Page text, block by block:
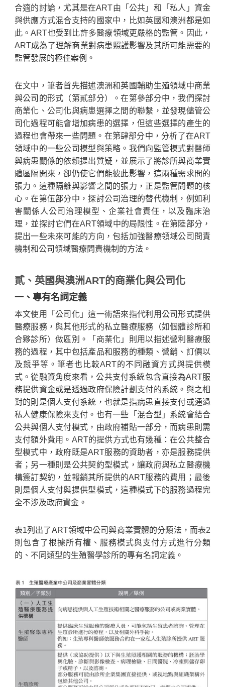
合適的討論，尤其是在ART由「公共」和「私人」資金
與供應方式混合支持的國家中，比如英國和澳洲都是如
此。ART也受到比許多醫療領域更嚴格的監管。因此，
ART成為了理解商業對病患照護影響及其所可能需要的
監管發展的極佳案例。
在文中，筆者首先描述澳洲和英國輔助生殖領域中商業
與公司的形式（第貳部分）。在第參部分中，我們探討
商業化、公司化與病患選擇之間的聯繫，並發現儘管公
司化過程可能會增加病患的選擇，但這些選擇的產生的
過程也會帶來一些問題。在第肆部分中，分析了在ART
領域中的一些公司模型與策略。我們向監管模式對醫師
與病患關係的依賴提出質疑，並展示了將診所與商業實
體區隔開來，卻仍使它們能彼此影響，這兩種需求間的
張力。這種隔離與影響之間的張力，正是監管問題的核
心。在第伍部分中，探討公司治理的替代機制，例如利
害關係人公司治理模型、企業社會責任，以及臨床治
理，並探討它們在ART領域中的局限性。在第陸部分，
提出一些未來可能的方向，包括加強醫療領域公司問責
機制和公司領域醫療問責機制的方法。
貳、英國與澳洲ART的商業化與公司化
一、專有名詞定義
本文使用「公司化」這一術語來指代利用公司形式提供
醫療服務，與其他形式的私立醫療服務（如個體診所和
合夥診所）做區別。「商業化」則用以描述營利醫療服
務的過程，其中包括產品和服務的種類、營銷、訂價以
及競爭等。筆者也比較ART的不同融資方式與提供模
式。從融資角度來看，公共支付系統包含直接為ART服
務提供資金或是透過政府保險計劃支付的系統。與之相
對的則是個人支付系統，也就是指病患直接支付或通過
私人健康保險來支付。也有一些「混合型」系統會結合
公共與個人支付模式，由政府補貼一部分，而病患則需
支付額外費用。ART的提供方式也有幾種：在公共整合
型模式中，政府既是ART服務的資助者，亦是服務提供
者；另一種則是公共契約型模式，讓政府與私立醫療機
構簽訂契約，並報銷其所提供的ART服務的費用；最後
則是個人支付與提供型模式，這種模式下的服務過程完
全不涉及政府資金。
表1列出了ART領域中公司與商業實體的分類法，而表2
則包含了根據所有權、服務模式與支付方式進行分類
的、不同類型的生殖醫學診所的專有名詞定義。